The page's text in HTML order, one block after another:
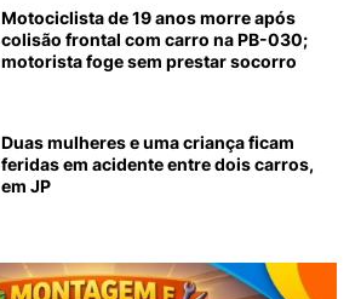
Motociclista de 19 anos morre após
colisão frontal com carro na PB-030;
motorista foge sem prestar socorro
Duas mulheres e uma criança ficam
feridas em acidente entre dois carros,
em JP